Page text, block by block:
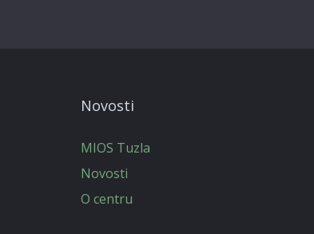
Novosti
MIOS Tuzla
Novosti
O centru